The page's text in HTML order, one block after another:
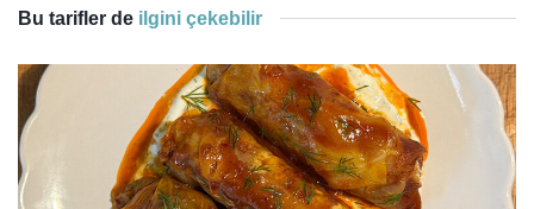
Bu tarifler de ilgini çekebilir